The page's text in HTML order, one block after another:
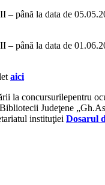
– până la data de
– până la data de
aici
la concursurilepentru
Judeţene
instituţiei Dosarul